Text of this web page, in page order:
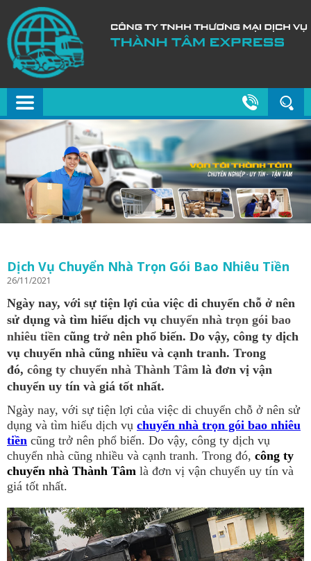
Dịch Vụ Chuyển Nhà Trọn Gói Bao Nhiêu Tiền
26/11/2021
Ngày nay, với sự tiện lợi của việc di chuyển chỗ ở nên
sử dụng và tìm hiểu dịch vụ chuyển nhà trọn gói bao
nhiêu tiền cũng trở nên phổ biến. Do vậy, công ty dịch
vụ chuyển nhà cũng nhiều và cạnh tranh. Trong
đó, công ty chuyển nhà Thành Tâm là đơn vị vận
chuyển uy tín và giá tốt nhất.
Ngày nay, với sự tiện lợi của việc di chuyển chỗ ở nên sử
dụng và tìm hiểu dịch vụ chuyển nhà trọn gói bao nhiêu
tiền cũng trở nên phổ biến. Do vậy, công ty dịch vụ
chuyển nhà cũng nhiều và cạnh tranh. Trong đó, công ty
chuyển nhà Thành Tâm là đơn vị vận chuyển uy tín và
giá tốt nhất.